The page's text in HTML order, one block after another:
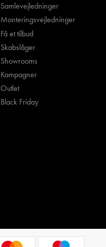
Samlevejledninger
Monteringsvejledninger
Få et tilbud
Skabslåger
Showrooms
Kampagner
Outlet
Black Friday